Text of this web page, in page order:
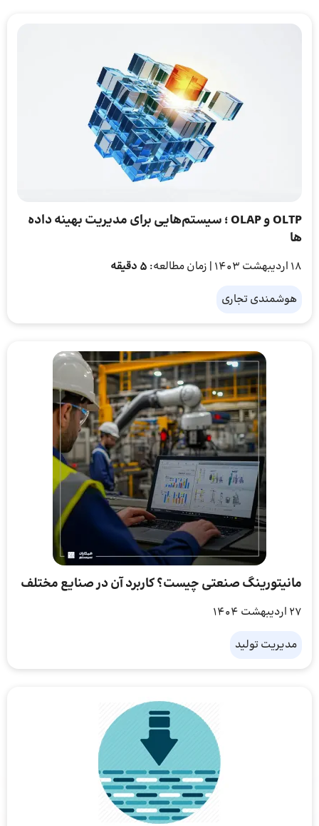
OLTP و OLAP ؛ سیستم‌هایی برای مدیریت بهینه داده
ها
18 اردیبهشت 1403 | زمان مطالعه: 5 دقیقه
هوشمندی تجاری
مانیتورینگ صنعتی چیست؟ کاربرد آن در صنایع مختلف
27 اردیبهشت 1404
مدیریت تولید